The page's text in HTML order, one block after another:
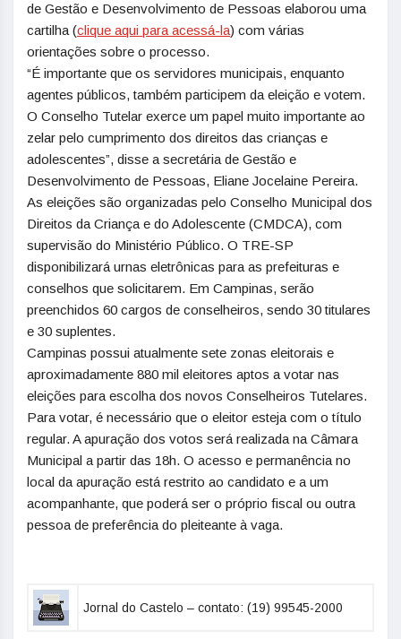
de Gestão e Desenvolvimento de Pessoas elaborou uma
cartilha (clique aqui para acessá-la) com várias
orientações sobre o processo.
“É importante que os servidores municipais, enquanto
agentes públicos, também participem da eleição e votem.
O Conselho Tutelar exerce um papel muito importante ao
zelar pelo cumprimento dos direitos das crianças e
adolescentes”, disse a secretária de Gestão e
Desenvolvimento de Pessoas, Eliane Jocelaine Pereira.
As eleições são organizadas pelo Conselho Municipal dos
Direitos da Criança e do Adolescente (CMDCA), com
supervisão do Ministério Público. O TRE-SP
disponibilizará urnas eletrônicas para as prefeituras e
conselhos que solicitarem. Em Campinas, serão
preenchidos 60 cargos de conselheiros, sendo 30 titulares
e 30 suplentes.
Campinas possui atualmente sete zonas eleitorais e
aproximadamente 880 mil eleitores aptos a votar nas
eleições para escolha dos novos Conselheiros Tutelares.
Para votar, é necessário que o eleitor esteja com o título
regular. A apuração dos votos será realizada na Câmara
Municipal a partir das 18h. O acesso e permanência no
local da apuração está restrito ao candidato e a um
acompanhante, que poderá ser o próprio fiscal ou outra
pessoa de preferência do pleiteante à vaga.
Jornal do Castelo – contato: (19) 99545-2000